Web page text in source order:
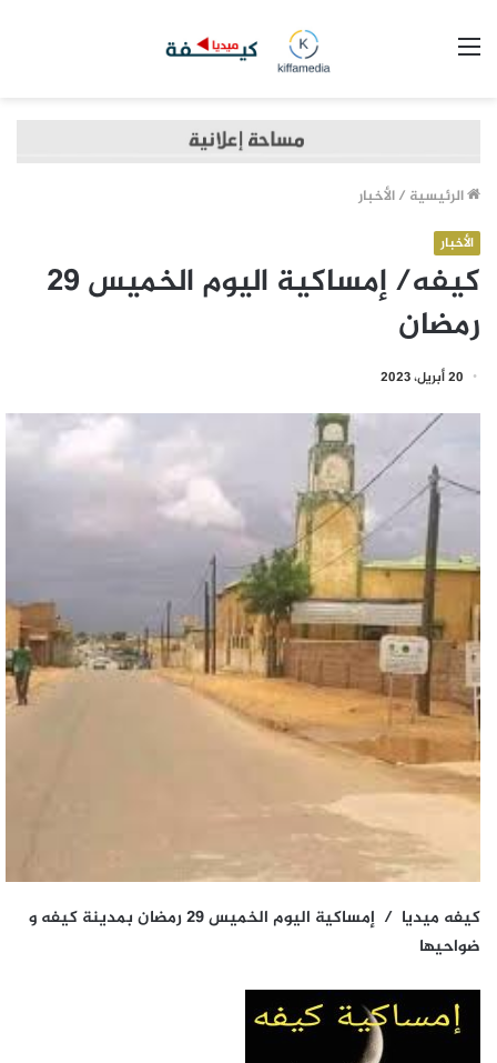
الرئيسية /الأخبار
الأخبار
كيفه/ إمساكية اليوم الخميس 29
رمضان
20 أبريل، 2023
كيفه ميديا / إمساكية اليوم الخميس 29 رمضان بمدينة كيفه و
ضواحيها